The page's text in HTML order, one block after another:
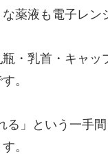
薬液も電子レン
・乳首・キャッ
。
」という一手
。